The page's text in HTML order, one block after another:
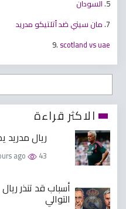
5. السودان
7. مان سيتي ضد أتلتيكو مدريد
9. scotland vs uae
الاكثر قراءة
ريال مدريد يضع 3 بدائل لـ رودري
ago 43
أسباب قد تنذر
التوالي